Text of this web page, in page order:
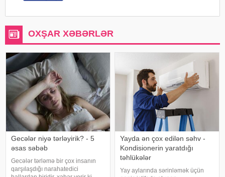
OXŞAR XƏBƏRLƏR
Gecələr niyə tərləyirik? - 5
əsas səbəb
Gecələr tərləmə bir çox insanın
qarşılaşdığı narahatedici
Yayda ən çox edilən səhv -
Kondisionerin yaratdığı
təhlükələr
Yay aylarında sərinləmək üçün